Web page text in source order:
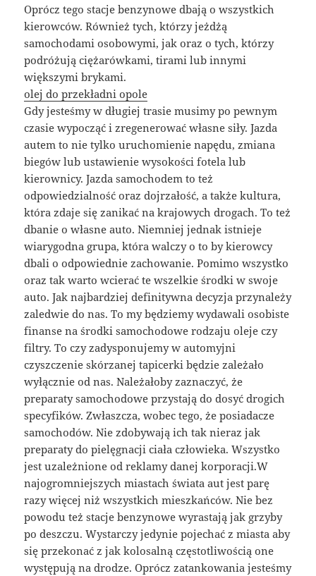
Oprócz tego stacje benzynowe dbają o wszystkich
kierowców. Również tych, którzy jeżdżą
samochodami osobowymi, jak oraz o tych, którzy
podróżują ciężarówkami, tirami lub innymi
większymi brykami.
olej do przekładni opole
Gdy jesteśmy w długiej trasie musimy po pewnym
czasie wypocząć i zregenerować własne siły. Jazda
autem to nie tylko uruchomienie napędu, zmiana
biegów lub ustawienie wysokości fotela lub
kierownicy. Jazda samochodem to też
odpowiedzialność oraz dojrzałość, a także kultura,
która zdaje się zanikać na krajowych drogach. To też
dbanie o własne auto. Niemniej jednak istnieje
wiarygodna grupa, która walczy o to by kierowcy
dbali o odpowiednie zachowanie. Pomimo wszystko
oraz tak warto wcierać te wszelkie środki w swoje
auto. Jak najbardziej definitywna decyzja przynależy
zaledwie do nas. To my będziemy wydawali osobiste
finanse na środki samochodowe rodzaju oleje czy
filtry. To czy zadysponujemy w automyjni
czyszczenie skórzanej tapicerki będzie zależało
wyłącznie od nas. Należałoby zaznaczyć, że
preparaty samochodowe przystają do dosyć drogich
specyfików. Zwłaszcza, wobec tego, że posiadacze
samochodów. Nie zdobywają ich tak nieraz jak
preparaty do pielęgnacji ciała człowieka. Wszystko
jest uzależnione od reklamy danej korporacji.W
najogromniejszych miastach świata aut jest parę
razy więcej niż wszystkich mieszkańców. Nie bez
powodu też stacje benzynowe wyrastają jak grzyby
po deszczu. Wystarczy jedynie pojechać z miasta aby
się przekonać z jak kolosalną częstotliwością one
występują na drodze. Oprócz zatankowania jesteśmy